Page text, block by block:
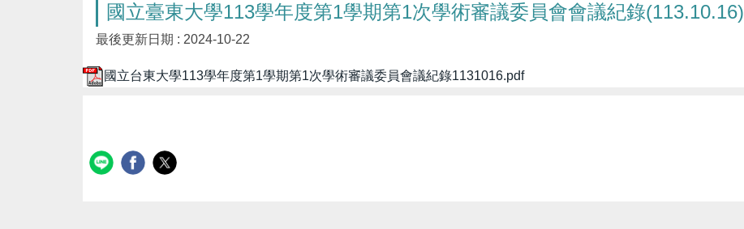
國立臺東大學113學年度第1學期第1次學術審議委員會會議紀錄(113.10.16)
最後更新日期 : 2024-10-22
國立台東大學113學年度第1學期第1次學術審議委員會議紀錄1131016.pdf